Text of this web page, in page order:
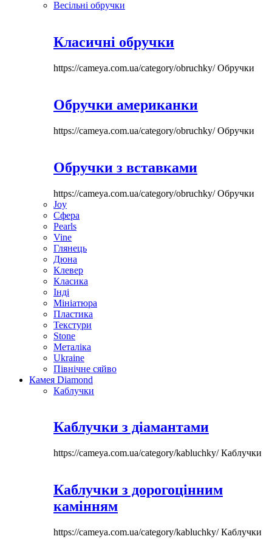
Весільні обручки
Класичні обручки
https://cameya.com.ua/category/obruchky/Обручки
Обручки американки
https://cameya.com.ua/category/obruchky/Обручки
Обручки з вставками
https://cameya.com.ua/category/obruchky/Обручки
Joy
Сфера
Pearls
Vine
Глянець
Дюна
Клевер
Класика
Інді
Мініатюра
Пластика
Текстури
Stone
Металіка
Ukraine
Північне сяйво
Камея Diamond
Каблучки
Каблучки з діамантами
https://cameya.com.ua/category/kabluchky/Каблучки
Каблучки з дорогоцінним
камінням
https://cameya.com.ua/category/kabluchky/Каблучки